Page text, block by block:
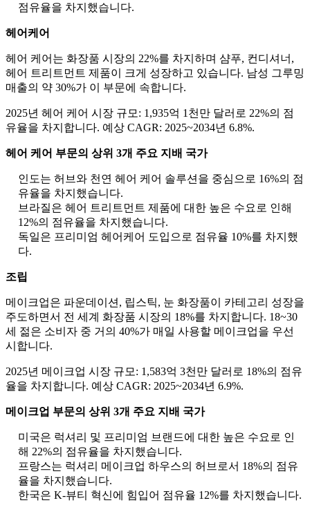
점유율을 차지했습니다.
헤어케어
헤어 케어는 화장품 시장의 22%를 차지하며 샴푸, 컨디셔너,
헤어 트리트먼트 제품이 크게 성장하고 있습니다. 남성 그루밍
매출의 약 30%가 이 부문에 속합니다.
2025년 헤어 케어 시장 규모: 1,935억 1천만 달러로 22%의 점
유율을 차지합니다. 예상 CAGR: 2025~2034년 6.8%.
헤어 케어 부문의 상위 3개 주요 지배 국가
인도는 허브와 천연 헤어 케어 솔루션을 중심으로 16%의 점
유율을 차지했습니다.
브라질은 헤어 트리트먼트 제품에 대한 높은 수요로 인해
12%의 점유율을 차지했습니다.
독일은 프리미엄 헤어케어 도입으로 점유율 10%를 차지했
다.
조립
메이크업은 파운데이션, 립스틱, 눈 화장품이 카테고리 성장을
주도하면서 전 세계 화장품 시장의 18%를 차지합니다. 18~30
세 젊은 소비자 중 거의 40%가 매일 사용할 메이크업을 우선
시합니다.
2025년 메이크업 시장 규모: 1,583억 3천만 달러로 18%의 점유
율을 차지합니다. 예상 CAGR: 2025~2034년 6.9%.
메이크업 부문의 상위 3개 주요 지배 국가
미국은 럭셔리 및 프리미엄 브랜드에 대한 높은 수요로 인
해 22%의 점유율을 차지했습니다.
프랑스는 럭셔리 메이크업 하우스의 허브로서 18%의 점유
율을 차지했습니다.
한국은 K-뷰티 혁신에 힘입어 점유율 12%를 차지했습니다.